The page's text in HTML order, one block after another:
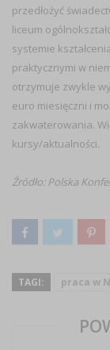
przedłożyć
liceum
systemie
praktycznymi w
otrzymuje zwykle
euro miesięczni i
zakwaterowania.
kursy/aktualności.
Źródło: Polska
TAGI: praca w